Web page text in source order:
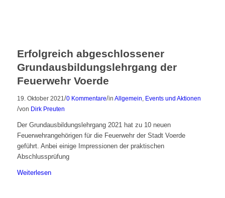
Erfolgreich abgeschlossener
Grundausbildungslehrgang der
Feuerwehr Voerde
19. Oktober 2021 /0 Kommentare/in Allgemein Events und Aktionen
/von Dirk Preuten
Der Grundausbildungslehrgang 2021 hat zu 10 neuen
Feuerwehrangehörigen für die Feuerwehr der Stadt Voerde
geführt. Anbei einige Impressionen der praktischen
Abschlussprüfung
Weiterlesen